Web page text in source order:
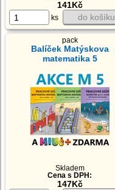
141Kč
ks do košíku
pack
Balíček Matýskova
matematika 5
Skladem
Cena s DPH:
147Kč